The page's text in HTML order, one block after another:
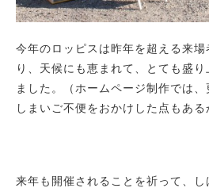
今年のロッピスは昨年を超える来場
り、天候にも恵まれて、とても盛
ました。（ホームページ制作では
しまいご不便をおかけした点もあ
来年も開催されることを祈って、し